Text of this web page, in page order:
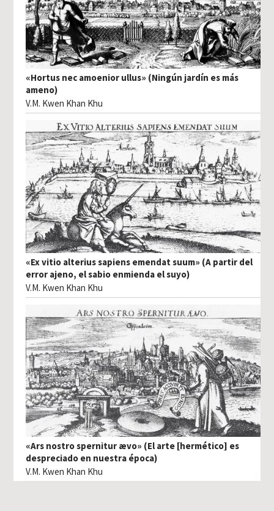
«Hortus nec amoenior ullus» (Ningún jardín es más
ameno)
V.M. Kwen Khan Khu
«Ex vitio alterius sapiens emendat suum» (A partir del
error ajeno, el sabio enmienda el suyo)
V.M. Kwen Khan Khu
«Ars nostro spernitur ævo» (El arte [hermético] es
despreciado en nuestra época)
V.M. Kwen Khan Khu